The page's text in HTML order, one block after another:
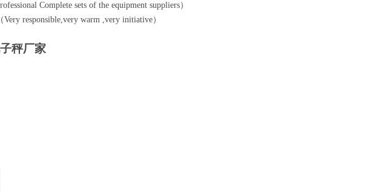
Complete sets of the equipment suppliers）
Very responsible,very warm ,very initiative）
秤厂家